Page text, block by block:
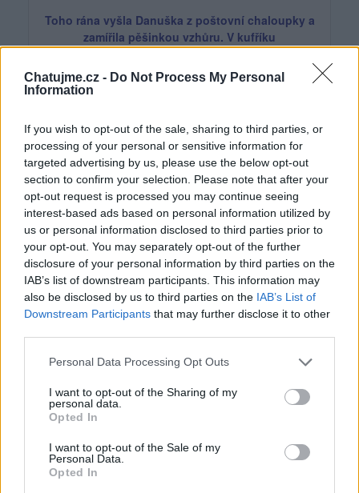
Chatujme.cz - Do Not Process My Personal
Information
If you wish to opt-out of the sale, sharing to third parties, or
processing of your personal or sensitive information for
targeted advertising by us, please use the below opt-out
section to confirm your selection. Please note that after your
opt-out request is processed you may continue seeing
interest-based ads based on personal information utilized by
us or personal information disclosed to third parties prior to
your opt-out. You may separately opt-out of the further
disclosure of your personal information by third parties on the
IAB’s list of downstream participants. This information may
also be disclosed by us to third parties on the IAB’s List of
Downstream Participants that may further disclose it to other
Personal Data Processing Opt Outs
I want to opt-out of the Sharing of my
personal data.
Opted In
I want to opt-out of the Sale of my
Personal Data.
Opted In
Toho rána vyšla Danuška z poštovní chaloupky a
zamířila pěšinkou vzhůru. V kufříku
první zátočině cesty spatřila berušku
Izabelušku a broučka Foxíka. Stáli tam ve svých
se slzami na krajíčku, koukali na poslední
kopeček sněhu, který se dosud ukrýval slunečním
paprskům za výstupkem skály. V síle toho
okamžiku všichni zapomněli na pozdrav.
"Copak vy dva," začala panenka, "celou zimu jste
mi vyprávěli, jak se převelice těšíte
na jaro, a teď se rozpláčete kvůli trošce sněhu?"
"My máme taková měkká broučičí srdíčka, víš? Je
nám vždycky líto, když něco končí,"
vysvětlovala Izabeluška.
Ale teď se radujte, jaro je za dveřmi!"
Brouček s beruškou se už zatvářili veseleji, ale
Foxík přesto ukázal na ten 'cukrový'
kopeček a zeptal se: "Co s ním bude, Danuško?"
"Co by bylo, broučku. Rozpustí se a vsákne do
půdy. Část odteče bystřinkou do větší řeky